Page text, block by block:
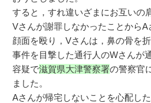
すると，すれ違いざまにお互いの
Vさんが謝罪しなかったことから
顔面を殴り，Vさんは，鼻の骨を
事件を目撃した通行人のWさんが
容疑で滋賀県大津警察署の警察官
ました。
Aさんが帰宅しないことを心配し